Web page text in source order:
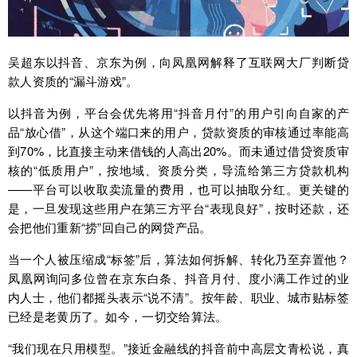
吴超东以抖音、京东为例，向凤凰网解释了互联网大厂判断贷
款人资质的“漏斗游戏”。
以抖音为例，平台会优先将用“抖音月付”的用户引向自家的产
品“放心借”，从这个端口来的用户，贷款资质的审核通过率能高
到70%，比直接主动来借钱的人高出20%。而未通过借贷资质审
核的“低质用户”，按地域、资质分类，导流给第三方贷款机构
——平台可以收取卖流量的费用，也可以抽取分红。更关键的
是，一旦发现这些用户在第三方平台“表现良好”，按时还款，还
会把他们重新“捞”回自己的网贷产品。
当一个人被压缩成“标签”后，算法如何拆解、转化乃至弃置他？
凤凰网询问多位曾在京东白条、抖音月付、度小满工作过的业
内人士，他们都摇头表示“说不清”。按年龄、职业、城市贴标签
已经是老黄历了。如今，一切交给算法。
“我们现在只用模型。”接近金融线的抖音前中高层文青松说，真